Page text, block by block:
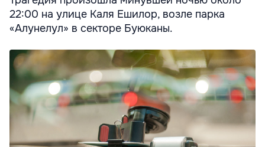
22:00 на улице Каля Ешилор, возле парка
«Алунелул» в секторе Буюканы.